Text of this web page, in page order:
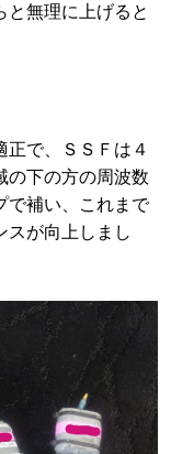
と無理に上げると
正で、ＳＳＦは４
の下の方の周波数
で補い、これまで
スが向上しまし